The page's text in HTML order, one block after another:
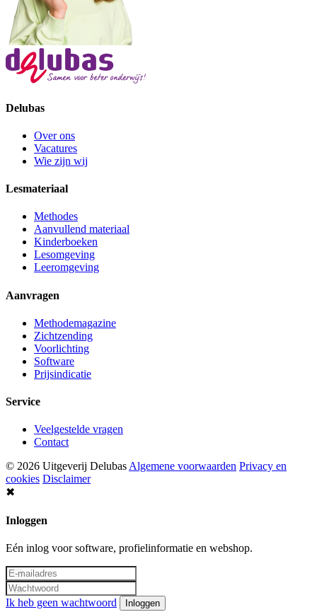
Delubas
Over ons
Vacatures
Wie zijn wij
Lesmateriaal
Methodes
Aanvullend materiaal
Kinderboeken
Lesomgeving
Leeromgeving
Aanvragen
Methodemagazine
Zichtzending
Voorlichting
Software
Prijsindicatie
Service
Veelgestelde vragen
Contact
© 2026 Uitgeverij DelubasAlgemene voorwaarden Privacy en
cookies Disclaimer
✖
Inloggen
Eén inlog voor software, profielinformatie en webshop.
Ik heb geen wachtwoord Inloggen